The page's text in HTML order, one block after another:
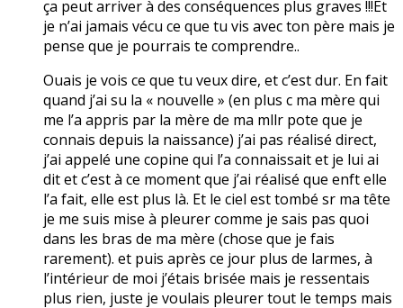
ça peut arriver à des conséquences plus graves !!!Et
je n’ai jamais vécu ce que tu vis avec ton père mais je
pense que je pourrais te comprendre..
Ouais je vois ce que tu veux dire, et c’est dur. En fait
quand j’ai su la « nouvelle » (en plus c ma mère qui
me l’a appris par la mère de ma mllr pote que je
connais depuis la naissance) j’ai pas réalisé direct,
j’ai appelé une copine qui l’a connaissait et je lui ai
dit et c’est à ce moment que j’ai réalisé que enft elle
l’a fait, elle est plus là. Et le ciel est tombé sr ma tête
je me suis mise à pleurer comme je sais pas quoi
dans les bras de ma mère (chose que je fais
rarement). et puis après ce jour plus de larmes, à
l’intérieur de moi j’étais brisée mais je ressentais
plus rien, juste je voulais pleurer tout le temps mais